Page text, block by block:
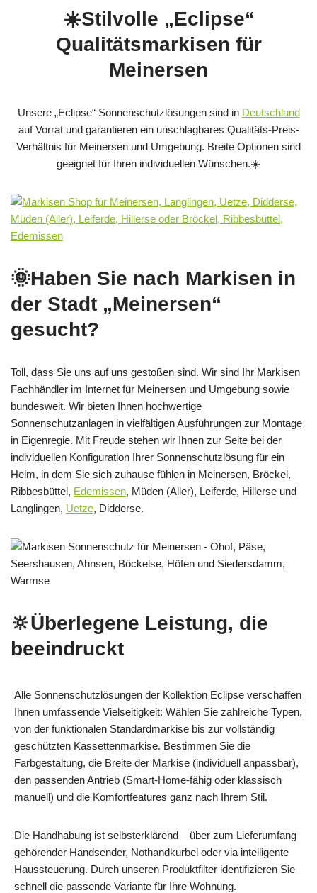
☀️Stilvolle „Eclipse“
Qualitätsmarkisen für
Meinersen
Unsere „Eclipse“ Sonnenschutzlösungen sind in Deutschland
auf Vorrat und garantieren ein unschlagbares Qualitäts-Preis-
Verhältnis für Meinersen und Umgebung. Breite Optionen sind
geeignet für Ihren individuellen Wünschen.☀️
🌞Haben Sie nach Markisen in
der Stadt „Meinersen“
gesucht?
Toll, dass Sie uns auf uns gestoßen sind. Wir sind Ihr Markisen
Fachhändler im Internet für Meinersen und Umgebung sowie
bundesweit. Wir bieten Ihnen hochwertige
Sonnenschutzanlagen in vielfältigen Ausführungen zur Montage
in Eigenregie. Mit Freude stehen wir Ihnen zur Seite bei der
individuellen Konfiguration Ihrer Sonnenschutzlösung für ein
Heim, in dem Sie sich zuhause fühlen in Meinersen, Bröckel,
Ribbesbüttel, Edemissen, Müden (Aller), Leiferde, Hillerse und
Langlingen, Uetze, Didderse.
🔆Überlegene Leistung, die
beeindruckt
Alle Sonnenschutzlösungen der Kollektion Eclipse verschaffen
Ihnen umfassende Vielseitigkeit: Wählen Sie zahlreiche Typen,
von der funktionalen Standardmarkise bis zur vollständig
geschützten Kassettenmarkise. Bestimmen Sie die
Farbgestaltung, die Breite der Markise (individuell anpassbar),
den passenden Antrieb (Smart-Home-fähig oder klassisch
manuell) und die Komfortfeatures ganz nach Ihrem Stil.
Die Handhabung ist selbsterklärend – über zum Lieferumfang
gehörender Handsender, Nothandkurbel oder via intelligente
Haussteuerung. Durch unseren Produktfilter identifizieren Sie
schnell die passende Variante für Ihre Wohnung.